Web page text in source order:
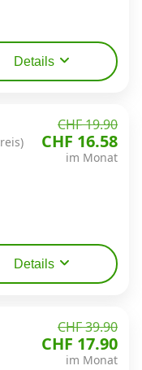
Details
CHF 19.90
CHF 16.58
im Monat
Details
CHF 39.90
CHF 17.90
im Monat